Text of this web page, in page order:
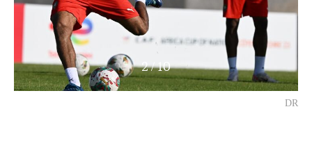
2/10
DR